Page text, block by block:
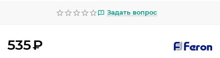
Задать вопрос
535₽
ОФИСНОЕ ОСВЕЩЕНИЕ
СВЕТОДИОДНАЯ ПОДСВЕТКА